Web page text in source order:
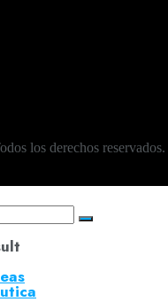
los derechos reservados.